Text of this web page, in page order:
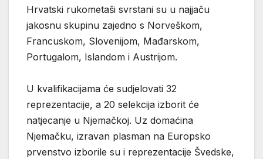
Hrvatski rukometaši svrstani su u najjaču
jakosnu skupinu zajedno s Norveškom,
Francuskom, Slovenijom, Mađarskom,
Portugalom, Islandom i Austrijom.
U kvalifikacijama će sudjelovati 32
reprezentacije, a 20 selekcija izborit će
natjecanje u Njemačkoj. Uz domaćina
Njemačku, izravan plasman na Europsko
prvenstvo izborile su i reprezentacije Švedske,